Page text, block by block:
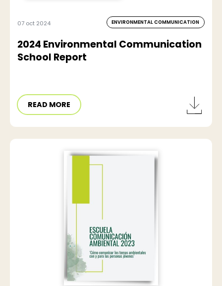
07 oct 2024 ENVIRONMENTAL COMMUNICATION
2024 Environmental Communication
School Report
READ MORE